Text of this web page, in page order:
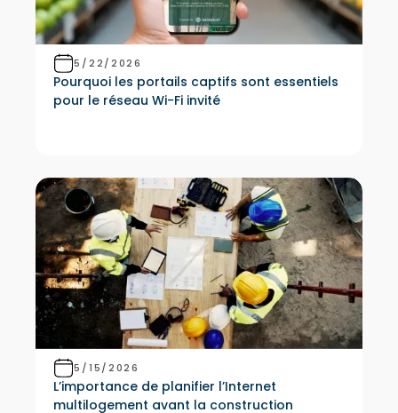
5/22/2026
Pourquoi les portails captifs sont essentiels
pour le réseau Wi-Fi invité
5/15/2026
L’importance de planifier l’Internet
multilogement avant la construction